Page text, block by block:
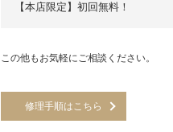
【本店限定】初回無料！
この他もお気軽にご相談ください。
修理手順はこちら